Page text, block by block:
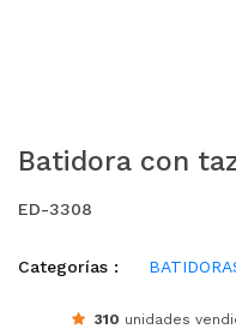
Batidora con
ED-3308
Categorías :
310 unidades